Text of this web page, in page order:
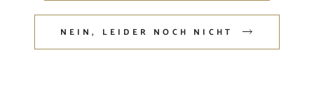
NEIN, LEIDER NOCH NICHT
Halbtrocken Likör Rosé Rotwein
Schnaps
Secco Sekt Trocken
Weingelee Weisswein